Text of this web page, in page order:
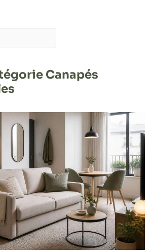
Canapés